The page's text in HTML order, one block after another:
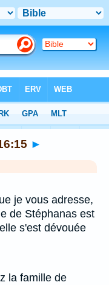
►
je vous adresse,
de Stéphanas est
s'est dévouée
la famille de